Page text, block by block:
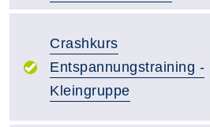
Crashkurs
Entspannungstraining -
Kleingruppe